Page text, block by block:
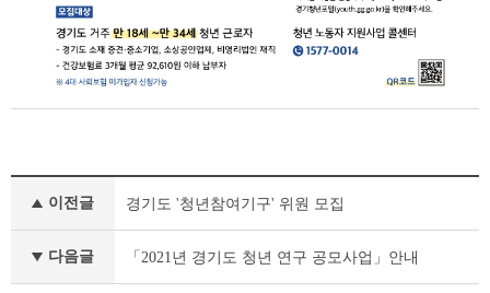
사
이전글 경기도 '청년참여기구' 위원 모집
다음글 「2021년 경기도 청년 연구 공모사업」안내